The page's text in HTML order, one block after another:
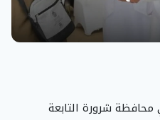
شرورة التابعة